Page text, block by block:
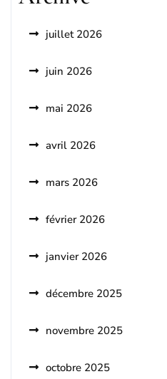
juillet 2026
juin 2026
mai 2026
avril 2026
mars 2026
février 2026
janvier 2026
décembre 2025
novembre 2025
octobre 2025